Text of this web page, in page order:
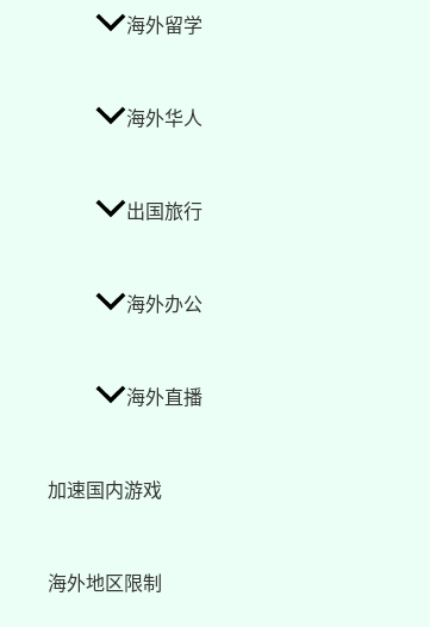
海外留学
海外华人
出国旅行
海外办公
海外直播
加速国内游戏
海外地区限制